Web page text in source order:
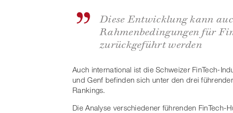
Diese Entwicklung kann
Rahmenbedingungen für
zurückgeführt werden
Auch international ist die Schweizer FinTech-
und Genf befinden sich unter den drei
Rankings.
Die Analyse verschiedener führenden